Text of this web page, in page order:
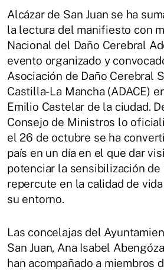
Alcázar de San Juan se ha
la lectura del manifiesto con
Nacional del Daño Cerebral
evento organizado y
Asociación de Daño Cerebral
Castilla-La Mancha (ADACE)
Emilio Castelar de la ciudad.
Consejo de Ministros lo
el 26 de octubre se ha
país en un día en el que dar
potenciar la sensibilización
repercute en la calidad de
su entorno.
Las concelajas del
San Juan, Ana Isabel
han acompañado a miembros